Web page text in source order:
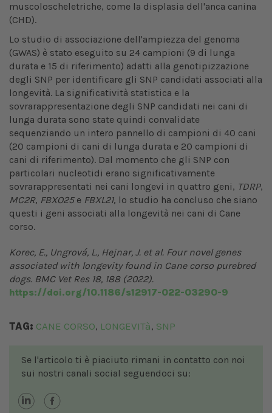
muscoloscheletriche, come la displasia dell'anca canina
(CHD).
Lo studio di associazione dell'ampiezza del genoma
(GWAS) è stato eseguito su 24 campioni (9 di lunga
durata e 15 di riferimento) adatti alla genotipizzazione
degli SNP per identificare gli SNP candidati associati alla
longevità. La significatività statistica e la
sovrarappresentazione degli SNP candidati nei cani di
lunga durata sono state quindi convalidate
sequenziando un intero pannello di campioni di 40 cani
(20 campioni di cani di lunga durata e 20 campioni di
cani di riferimento). Dal momento che gli SNP con
particolari nucleotidi erano significativamente
sovrarappresentati nei cani longevi in quattro geni, TDRP,
MC2R, FBXO25 e FBXL21, lo studio ha concluso che siano
questi i geni associati alla longevità nei cani di Cane
corso.
Korec, E., Ungrová, L., Hejnar, J. et al. Four novel genes
associated with longevity found in Cane corso purebred
dogs. BMC Vet Res 18, 188 (2022).
https://doi.org/10.1186/s12917-022-03290-9
TAG: CANE CORSO, LONGEVITà, SNP
Se l'articolo ti è piaciuto rimani in contatto con noi
sui nostri canali social seguendoci su: